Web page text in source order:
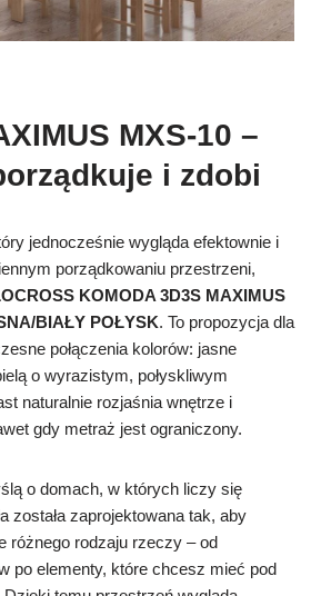
MXS-10 –
i zdobi
jednocześnie wygląda efektownie i
porządkowaniu przestrzeni,
KOMODA 3D3S MAXIMUS
BIAŁY POŁYSK. To propozycja dla
połączenia kolorów: jasne
o wyrazistym, połyskliwym
naturalnie rozjaśnia wnętrze i
gdy metraż jest ograniczony.
o domach, w których liczy się
została zaprojektowana tak, aby
różnego rodzaju rzeczy – od
po elementy, które chcesz mieć pod